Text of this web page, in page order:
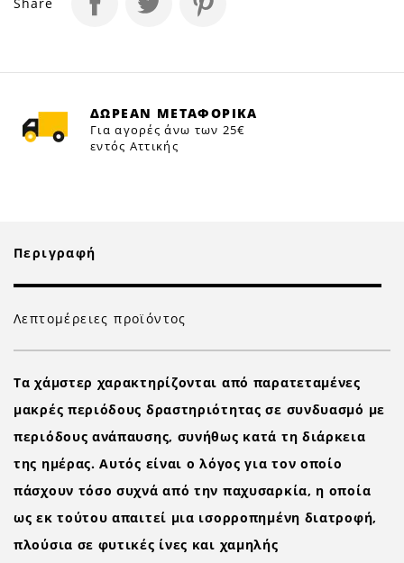
ΔΩΡΕΑΝ ΜΕΤΑΦΟΡΙΚΑ
Για αγορές άνω των 25€
εντός Αττικής
Περιγραφή
Λεπτομέρειες προϊόντος
Τα χάμστερ χαρακτηρίζονται από παρατεταμένες
μακρές περιόδους δραστηριότητας σε συνδυασμό με
περιόδους ανάπαυσης, συνήθως κατά τη διάρκεια
της ημέρας. Αυτός είναι ο λόγος για τον οποίο
πάσχουν τόσο συχνά από την παχυσαρκία, η οποία
ως εκ τούτου απαιτεί μια ισορροπημένη διατροφή,
πλούσια σε φυτικές ίνες και χαμηλής